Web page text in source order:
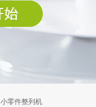
小零件整列机